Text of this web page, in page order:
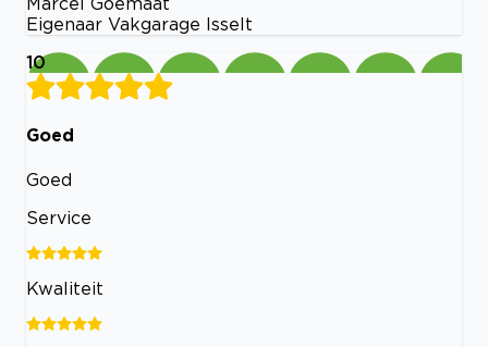
Eigenaar Vakgarage Isselt
10
Goed
Goed
Service
Kwaliteit